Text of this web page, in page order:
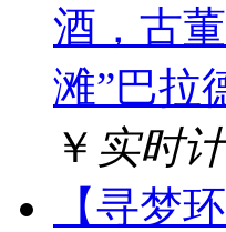
酒，古
滩”巴拉
￥ 实时
【寻梦